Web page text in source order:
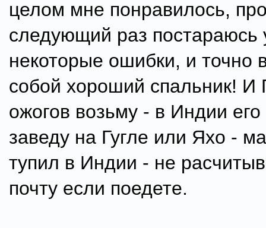
целом мне понравилось,
следующий раз постараюсь
некоторые ошибки, и точно
собой хороший спальник! И
ожогов возьму - в Индии
заведу на Гугле или Яхо -
тупил в Индии - не
почту если поедете.